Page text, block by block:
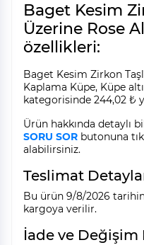
Baget Kesim
Üzerine Rose
özellikleri:
Baget Kesim Zirkon
Kaplama Küpe, Küpe
kategorisinde 244,02 ₺
Ürün hakkında detaylı
SORU SOR butonuna
alabilirsiniz.
Teslimat
Bu ürün 9/8/2026
kargoya verilir.
İade ve Değişim